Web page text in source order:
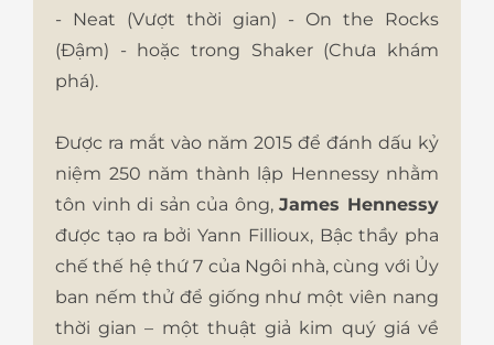
- Neat (Vượt thời gian) - On the Rocks
(Đậm) - hoặc trong Shaker (Chưa khám
phá).
Được ra mắt vào năm 2015 để đánh dấu kỷ
niệm 250 năm thành lập Hennessy nhằm
tôn vinh di sản của ông,James Hennessy
được tạo ra bởi Yann Fillioux, Bậc thầy pha
chế thế hệ thứ 7 của Ngôi nhà, cùng với Ủy
ban nếm thử để giống như một viên nang
thời gian – một thuật giả kim quý giá về